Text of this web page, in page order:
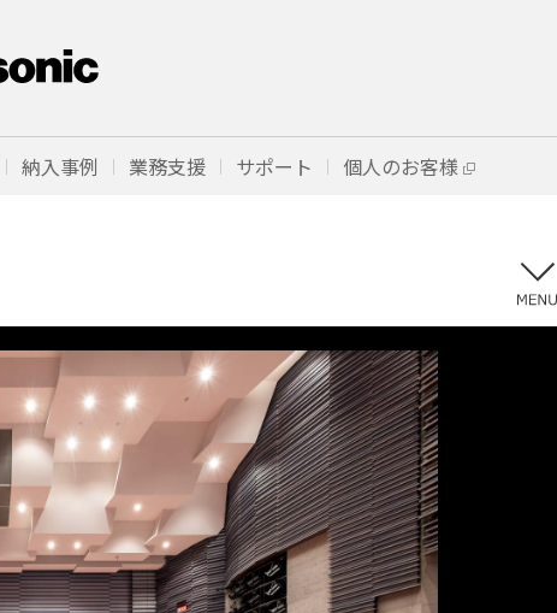
納入事例 業務支援 サポート 個人のお客様